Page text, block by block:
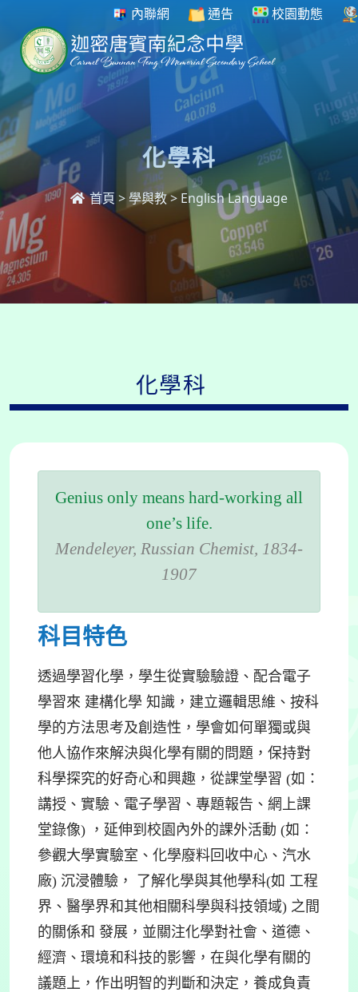
內聯網 通告 校園動態
化學科
首頁 >學與教> English Language
化學科
Genius only means hard-working all
one’s life.
Mendeleyer, Russian Chemist, 1834-
1907
科目特色
透過學習化學，學生從實驗驗證、配合電子
學習來 建構化學 知識，建立邏輯思維、按科
學的方法思考及創造性，學會如何單獨或與
他人協作來解決與化學有關的問題，保持對
科學探究的好奇心和興趣，從課堂學習 (如：
講授、實驗、電子學習、專題報告、網上課
堂錄像) ，延伸到校園內外的課外活動 (如：
參觀大學實驗室、化學廢料回收中心、汽水
廠) 沉浸體驗， 了解化學與其他學科(如 工程
界、醫學界和其他相關科學與科技領域) 之間
的關係和 發展，並關注化學對社會、道德、
經濟、環境和科技的影響，在與化學有關的
議題上，作出明智的判斷和決定，養成負責